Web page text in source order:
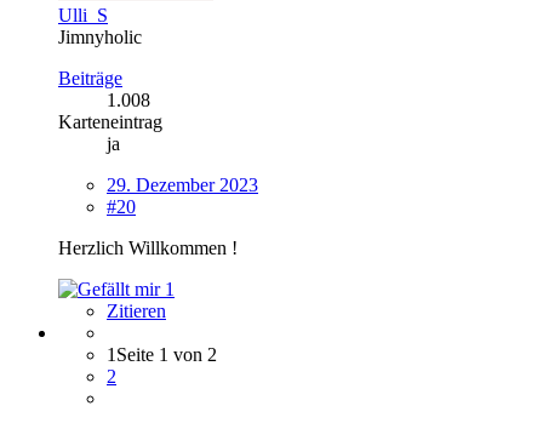
Ulli_S
Jimnyholic
Beiträge
1.008
Karteneintrag
ja
29. Dezember 2023
#20
Herzlich Willkommen !
1
Zitieren
1 Seite 1 von 2
2